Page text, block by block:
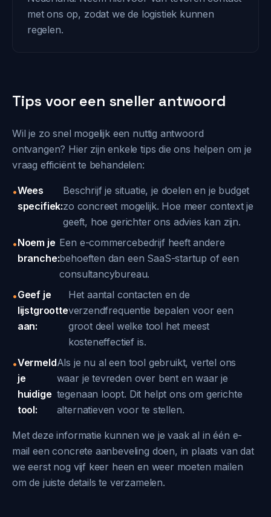
met ons op, zodat we de logistiek kunnen
regelen.
Tips voor een sneller antwoord
Wil je zo snel mogelijk een nuttig antwoord
ontvangen? Hier zijn enkele tips die ons helpen om je
vraag efficiënt te behandelen:
•Wees
specifiek:
Beschrijf je situatie, je doelen en je budget
zo concreet mogelijk. Hoe meer context je
geeft, hoe gerichter ons advies kan zijn.
•Noem je
branche:
Een e-commercebedrijf heeft andere
behoeften dan een SaaS-startup of een
consultancybureau.
•Geef je
lijstgrootte
aan:
Het aantal contacten en de
verzendfrequentie bepalen voor een
groot deel welke tool het meest
kosteneffectief is.
•Vermeld
je
huidige
tool:
Als je nu al een tool gebruikt, vertel ons
waar je tevreden over bent en waar je
tegenaan loopt. Dit helpt ons om gerichte
alternatieven voor te stellen.
Met deze informatie kunnen we je vaak al in één e-
mail een concrete aanbeveling doen, in plaats van dat
we eerst nog vijf keer heen en weer moeten mailen
om de juiste details te verzamelen.